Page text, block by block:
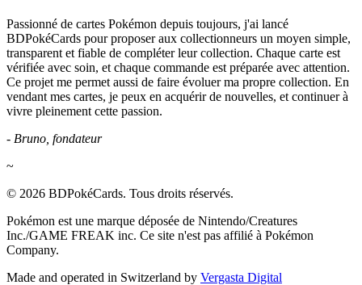
Passionné de cartes Pokémon depuis toujours, j'ai lancé
BDPokéCards pour proposer aux collectionneurs un moyen simple,
transparent et fiable de compléter leur collection. Chaque carte est
vérifiée avec soin, et chaque commande est préparée avec attention.
Ce projet me permet aussi de faire évoluer ma propre collection. En
vendant mes cartes, je peux en acquérir de nouvelles, et continuer à
vivre pleinement cette passion.
- Bruno, fondateur
~
© 2026 BDPokéCards. Tous droits réservés.
Pokémon est une marque déposée de Nintendo/Creatures
Inc./GAME FREAK inc. Ce site n'est pas affilié à Pokémon
Company.
Made and operated in Switzerland by Vergasta Digital